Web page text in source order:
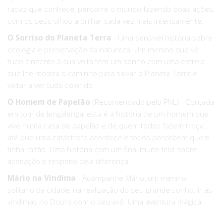
rapaz que conhece, percorre o mundo fazendo boas ações,
com os seus olhos a brilhar cada vez mais intensamente.
O Sorriso do Planeta Terra - Uma sensível história sobre
ecologia e preservação da natureza. Um menino que vê
tudo cinzento à sua volta tem um sonho com uma estrela
que lhe mostra o caminho para salvar o Planeta Terra e
voltar a ver tudo colorido.
O Homem de Papelão (Recomendado pelo PNL) - Contada
em tom de lengalenga, esta é a história de um homem que
vive numa casa de papelão e de quem todos fazem troça...
até que uma catástrofe acontece e todos percebem quem
tinha razão. Uma história com um final muito feliz sobre
aceitação e respeito pela diferença.
Mário na Vindima - Acompanhe Mário, um menino
solitário da cidade, na realização do seu grande sonho: ir às
vindimas no Douro com o seu avô. Uma aventura mágica